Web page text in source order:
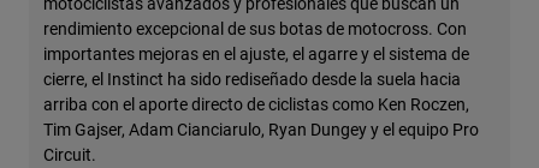
rendimiento excepcional de sus botas de motocross. Con
importantes mejoras en el ajuste, el agarre y el sistema de
cierre, el Instinct ha sido rediseñado desde la suela hacia
arriba con el aporte directo de ciclistas como Ken Roczen,
Tim Gajser, Adam Cianciarulo, Ryan Dungey y el equipo Pro
Circuit.